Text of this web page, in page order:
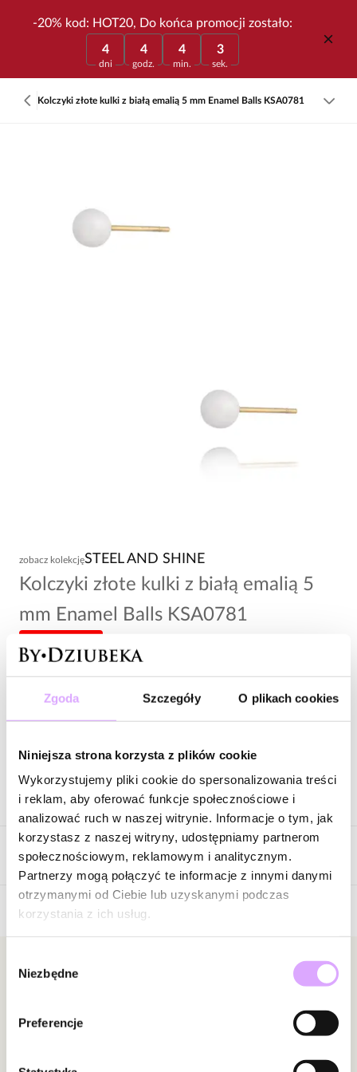
Zgoda Szczegóły O plikach cookies
Niniejsza strona korzysta z plików cookie
Wykorzystujemy pliki cookie do spersonalizowania treści
i reklam, aby oferować funkcje społecznościowe i
analizować ruch w naszej witrynie. Informacje o tym, jak
korzystasz z naszej witryny, udostępniamy partnerom
społecznościowym, reklamowym i analitycznym.
Partnerzy mogą połączyć te informacje z innymi danymi
otrzymanymi od Ciebie lub uzyskanymi podczas
korzystania z ich usług.
zgody
Niezbędne
Preferencje
-20% kod: HOT20, Do końca promocji zostało:
4
dni
4
godz.
4
min.
3
sek.
Kolczyki złote kulki z białą emalią 5 mm Enamel Balls KSA0781
zobacz kolekcjęSTEEL AND SHINE
Kolczyki złote kulki z białą emalią 5
mm Enamel Balls KSA0781
54,00 zł
Wysyłka do 3 dni roboczych
Opis produktu
Surowiec: stal szlachetna.
Kolor surowca: złoty.
Emalia: biała.
Wielkość kolczyka: 0,50 cm.
Opinie
Bądź pierwszą osobą, która podzieli się opinią o tym
Powiadomienie
Newsletter